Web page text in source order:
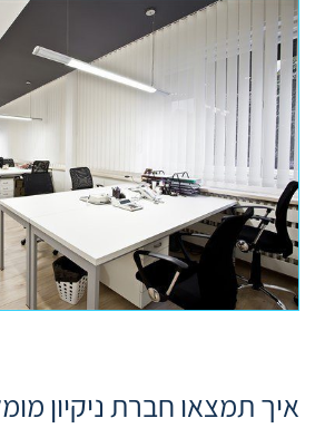
איך תמצאו חברת ניקיון